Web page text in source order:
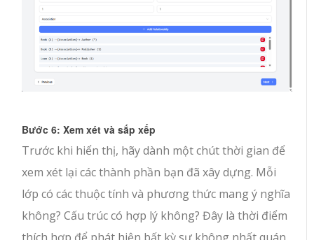
Bước 6: Xem xét và sắp xếp
Trước khi hiển thị, hãy dành một chút thời gian để
xem xét lại các thành phần bạn đã xây dựng. Mỗi
lớp có các thuộc tính và phương thức mang ý nghĩa
không? Cấu trúc có hợp lý không? Đây là thời điểm